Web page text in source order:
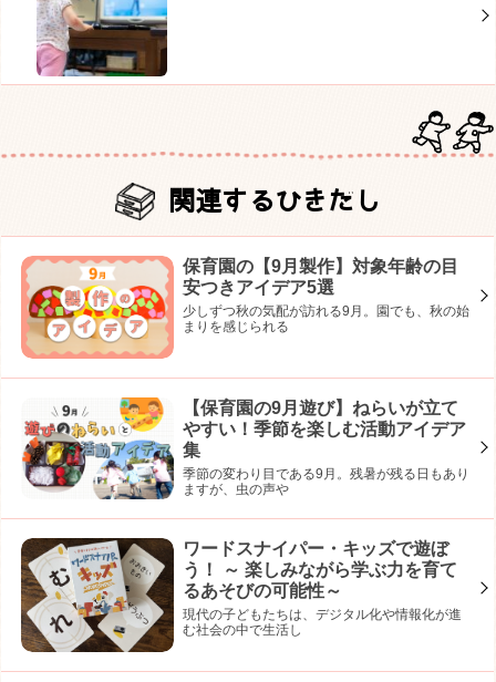
関連するひきだし
保育園の【9月製作】対象年齢の目
安つきアイデア5選
少しずつ秋の気配が訪れる9月。園でも、秋の始
まりを感じられる
【保育園の9月遊び】ねらいが立て
やすい！季節を楽しむ活動アイデア
集
季節の変わり目である9月。残暑が残る日もあり
ますが、虫の声や
ワードスナイパー・キッズで遊ぼ
う！ ～ 楽しみながら学ぶ力を育て
るあそびの可能性～
現代の子どもたちは、デジタル化や情報化が進
む社会の中で生活し